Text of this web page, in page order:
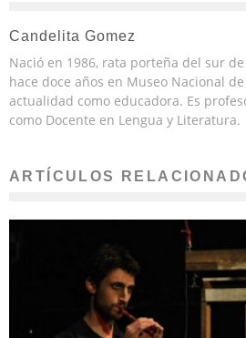
Candelita Gomez
Nació en 1986, rata porteña del sur
hace doce años en Museo Nacional
actualidad como educadora. Es
como Docente en Lengua y Literatura.
ARTÍCULOS